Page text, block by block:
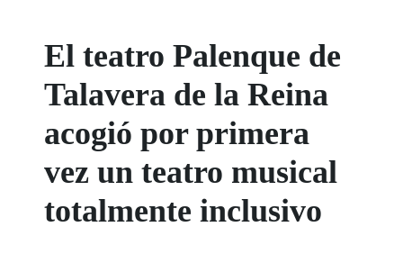
El teatro Palenque de
Talavera de la Reina
acogió por primera
vez un teatro musical
totalmente inclusivo